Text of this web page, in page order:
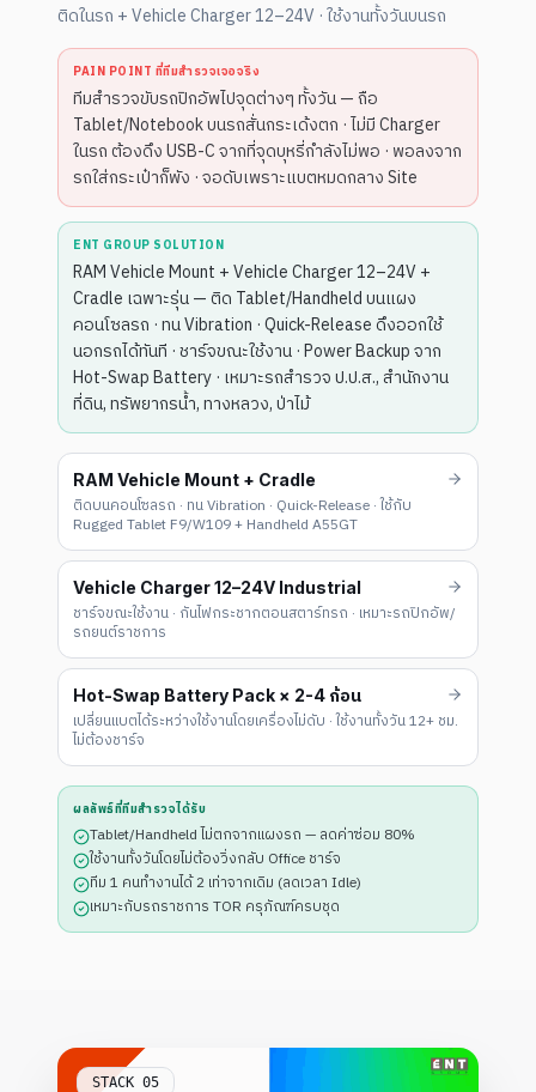
ติดในรถ + Vehicle Charger 12–24V · ใช้งานทั้งวันบนรถ
PAIN POINT ที่ทีมสำรวจเจอจริง
ทีมสำรวจขับรถปิกอัพไปจุดต่างๆ ทั้งวัน — ถือ
Tablet/Notebook บนรถสั่นกระเด้งตก · ไม่มี Charger
ในรถ ต้องดึง USB-C จากที่จุดบุหรี่กำลังไม่พอ · พอลงจาก
รถใส่กระเป๋าก็พัง · จอดับเพราะแบตหมดกลาง Site
ENT GROUP SOLUTION
RAM Vehicle Mount + Vehicle Charger 12–24V +
Cradle เฉพาะรุ่น — ติด Tablet/Handheld บนแผง
คอนโซลรถ · ทน Vibration · Quick-Release ดึงออกใช้
นอกรถได้ทันที · ชาร์จขณะใช้งาน · Power Backup จาก
Hot-Swap Battery · เหมาะรถสำรวจ ป.ป.ส., สำนักงาน
ที่ดิน, ทรัพยากรน้ำ, ทางหลวง, ป่าไม้
RAM Vehicle Mount + Cradle
ติดบนคอนโซลรถ · ทน Vibration · Quick-Release · ใช้กับ
Rugged Tablet F9/W109 + Handheld A55GT
Vehicle Charger 12–24V Industrial
ชาร์จขณะใช้งาน · กันไฟกระชากตอนสตาร์ทรถ · เหมาะรถปิกอัพ/
รถยนต์ราชการ
Hot-Swap Battery Pack × 2-4 ก้อน
เปลี่ยนแบตได้ระหว่างใช้งานโดยเครื่องไม่ดับ · ใช้งานทั้งวัน 12+ ชม.
ไม่ต้องชาร์จ
ผลลัพธ์ที่ทีมสำรวจได้รับ
Tablet/Handheld ไม่ตกจากแผงรถ — ลดค่าซ่อม 80%
ใช้งานทั้งวันโดยไม่ต้องวิ่งกลับ Office ชาร์จ
ทีม 1 คนทำงานได้ 2 เท่าจากเดิม (ลดเวลา Idle)
เหมาะกับรถราชการ TOR ครุภัณฑ์ครบชุด
STACK 05